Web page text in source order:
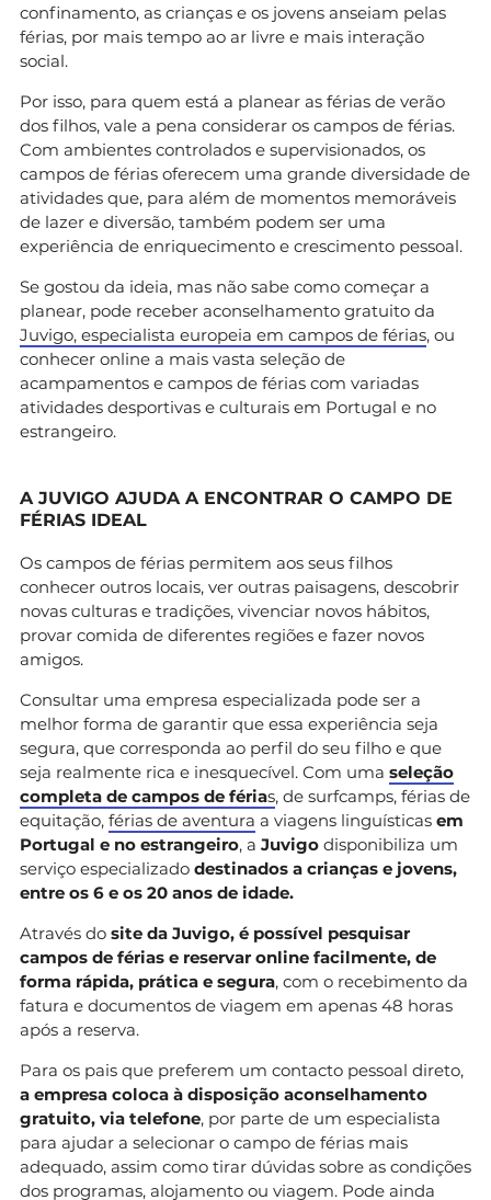
confinamento, as crianças e os jovens anseiam pelas
férias, por mais tempo ao ar livre e mais interação
social.
Por isso, para quem está a planear as férias de verão
dos filhos, vale a pena considerar os campos de férias.
Com ambientes controlados e supervisionados, os
campos de férias oferecem uma grande diversidade de
atividades que, para além de momentos memoráveis
de lazer e diversão, também podem ser uma
experiência de enriquecimento e crescimento pessoal.
Se gostou da ideia, mas não sabe como começar a
planear, pode receber aconselhamento gratuito da
Juvigo, especialista europeia em campos de férias, ou
conhecer online a mais vasta seleção de
acampamentos e campos de férias com variadas
atividades desportivas e culturais em Portugal e no
estrangeiro.
A JUVIGO AJUDA A ENCONTRAR O CAMPO DE
FÉRIAS IDEAL
Os campos de férias permitem aos seus filhos
conhecer outros locais, ver outras paisagens, descobrir
novas culturas e tradições, vivenciar novos hábitos,
provar comida de diferentes regiões e fazer novos
amigos.
Consultar uma empresa especializada pode ser a
melhor forma de garantir que essa experiência seja
segura, que corresponda ao perfil do seu filho e que
seja realmente rica e inesquecível. Com uma seleção
completa de campos de férias, de surfcamps, férias de
equitação, férias de aventura a viagens linguísticas em
Portugal e no estrangeiro, a Juvigo disponibiliza um
serviço especializado destinados a crianças e jovens,
entre os 6 e os 20 anos de idade.
Através do site da Juvigo, é possível pesquisar
campos de férias e reservar online facilmente, de
forma rápida, prática e segura, com o recebimento da
fatura e documentos de viagem em apenas 48 horas
após a reserva.
Para os pais que preferem um contacto pessoal direto,
a empresa coloca à disposição aconselhamento
gratuito, via telefone, por parte de um especialista
para ajudar a selecionar o campo de férias mais
adequado, assim como tirar dúvidas sobre as condições
dos programas, alojamento ou viagem. Pode ainda